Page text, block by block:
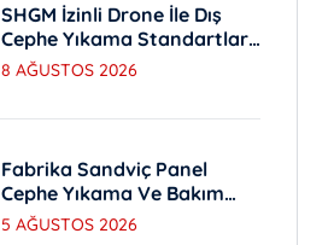
SHGM İzinli Drone İle Dış
Cephe Yıkama Standartları
Nedir?
8 AĞUSTOS 2026
Fabrika Sandviç Panel
Cephe Yıkama Ve Bakım
Yöntemleri
5 AĞUSTOS 2026